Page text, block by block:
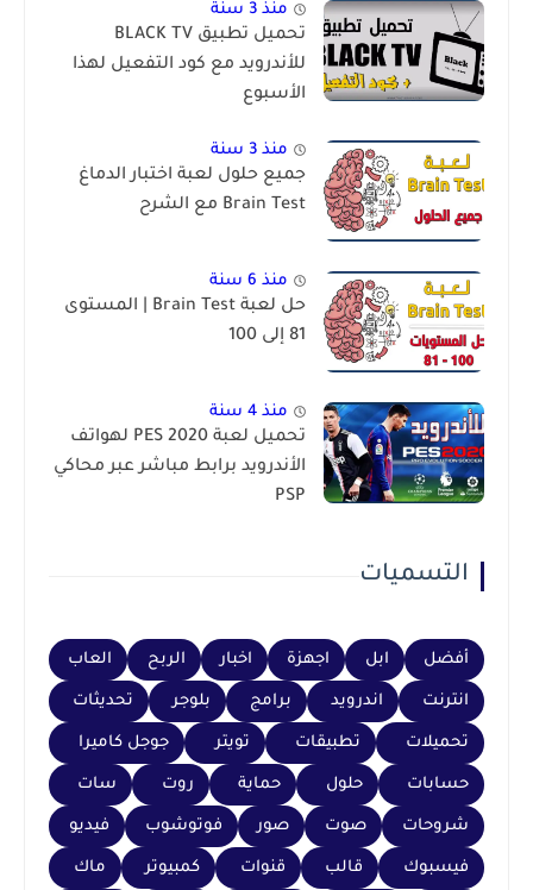
منذ 3 سنة
تحميل تطبيق BLACK TV
للأندرويد مع كود التفعيل لهذا
الأسبوع
منذ 3 سنة
جميع حلول لعبة اختبار الدماغ
Brain Test مع الشرح
منذ 6 سنة
حل لعبة Brain Test | المستوى
81 إلى 100
منذ 4 سنة
تحميل لعبة PES 2020 لهواتف
الأندرويد برابط مباشر عبر محاكي
PSP
التسميات
أفضل ابل اجهزة اخبار الربح العاب
انترنت اندرويد برامج بلوجر تحديثات
تحميلات تطبيقات تويتر جوجل كاميرا
حسابات حلول حماية روت سات
شروحات صوت صور فوتوشوب فيديو
فيسبوك قالب قنوات كمبيوتر ماك